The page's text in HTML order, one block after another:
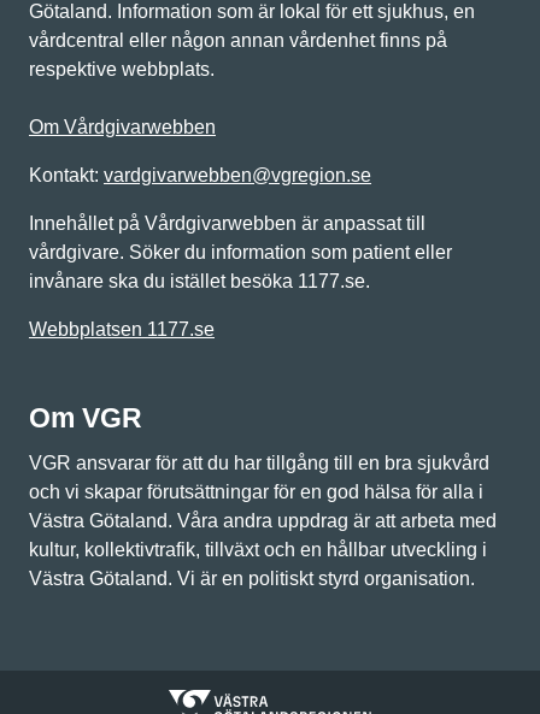
Götaland. Information som är lokal för ett sjukhus, en
vårdcentral eller någon annan vårdenhet finns på
respektive webbplats.
Om Vårdgivarwebben
Kontakt: vardgivarwebben@vgregion.se
Innehållet på Vårdgivarwebben är anpassat till
vårdgivare. Söker du information som patient eller
invånare ska du istället besöka 1177.se.
Webbplatsen 1177.se
Om VGR
VGR ansvarar för att du har tillgång till en bra sjukvård
och vi skapar förutsättningar för en god hälsa för alla i
Västra Götaland. Våra andra uppdrag är att arbeta med
kultur, kollektivtrafik, tillväxt och en hållbar utveckling i
Västra Götaland. Vi är en politiskt styrd organisation.